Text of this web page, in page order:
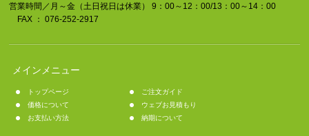
営業時間／月～金（土日祝日は休業） 9：00～12：00/13：00～14：00
FAX ： 076-252-2917
メインメニュー
トップページ
ご注文ガイド
価格について
ウェブお見積もり
お支払い方法
納期について